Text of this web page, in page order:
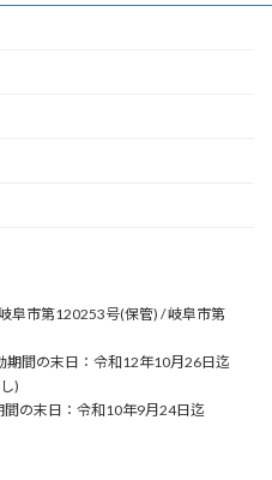
阜市第120253号(保管) / 岐阜市第
間の末日：令和12年10月26日迄
)
の末日：令和10年9月24日迄